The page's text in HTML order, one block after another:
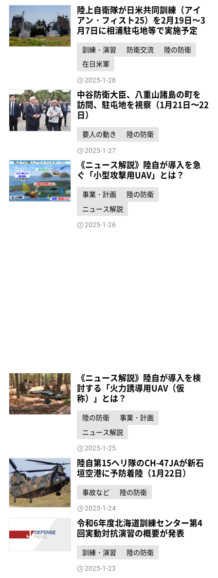
陸上自衛隊が日米共同訓練（アイ
アン・フィスト25）を2月19日～3
月7日に相浦駐屯地等で実施予定
訓練・演習 防衛交流
陸の防衛
在日米軍
2025-1-28
中谷防衛大臣、八重山諸島の町を
訪問、駐屯地を視察（1月21日〜22
日）
要人の動き 陸の防衛
2025-1-27
《ニュース解説》陸自が導入を急
ぐ「小型攻撃用UAV」とは？
事業・計画
陸の防衛
ニュース解説
2025-1-26
《ニュース解説》陸自が導入を検
討する「火力誘導用UAV（仮
称）」とは？
陸の防衛
事業・計画
ニュース解説
2025-1-25
陸自第15ヘリ隊のCH-47JAが新石
垣空港に予防着陸（1月22日）
事故など 陸の防衛
2025-1-24
令和6年度北海道訓練センター第4
回実動対抗演習の概要が発表
訓練・演習 陸の防衛
2025-1-23